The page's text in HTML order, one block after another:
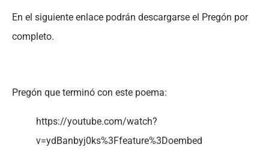
En el siguiente enlace podrán descargarse el Pregón por
completo.
Pregón que terminó con este poema:
https://youtube.com/watch?
v=ydBanbyj0ks%3Ffeature%3Doembed